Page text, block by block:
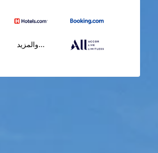
...والمزيد